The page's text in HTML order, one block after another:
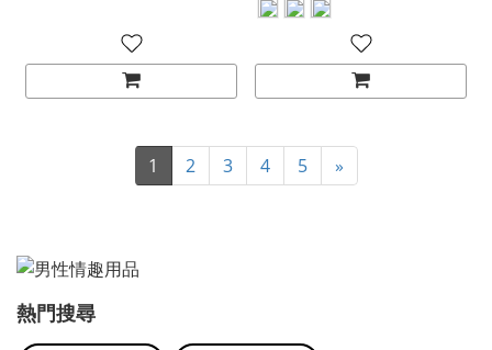
1 2 3 4 5 »
熱門搜尋